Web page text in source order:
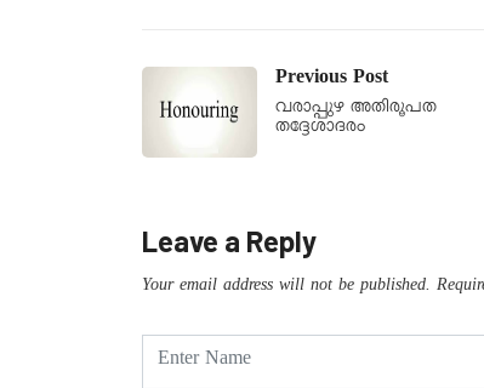
Previous Post
വരാപ്പുഴ അതിരൂപത
തദ്ദേശാദരം
Leave a Reply
Your email address will not be published.